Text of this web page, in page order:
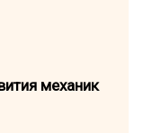
механик